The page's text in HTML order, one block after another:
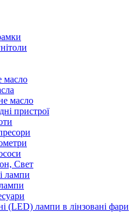
масло
масло
пристрої
Свет
лампи
(LED) лампи в лінзовані фари